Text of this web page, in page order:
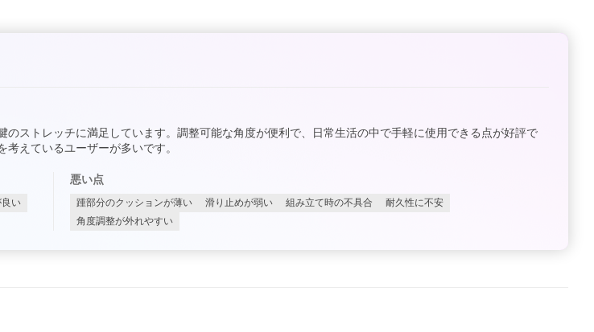
ストレッチに満足しています。調整可能な角度が便利で、日常生活の中で手軽に使用できる点が好評で
えているユーザーが多いです。
い
悪い点
踵部分のクッションが薄い 滑り止めが弱い 組み立て時の不具合
耐久性に不安
角度調整が外れやすい